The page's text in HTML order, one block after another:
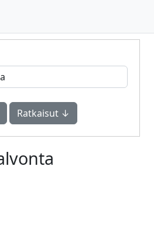
Ratkaisut ↓